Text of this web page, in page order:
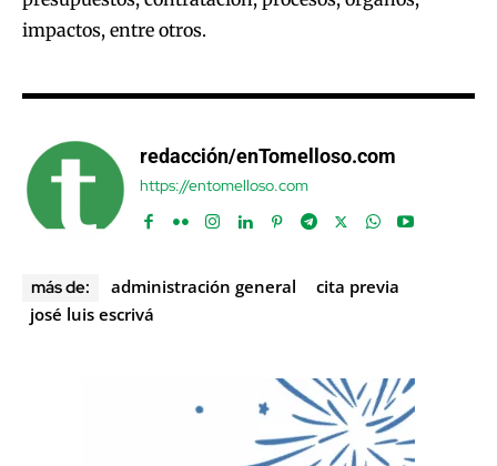
impactos, entre otros.
redacción/enTomelloso.com
https://entomelloso.com
más de: administración general
cita previa
josé luis escrivá